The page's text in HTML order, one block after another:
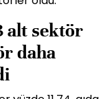
alt sektör
daha